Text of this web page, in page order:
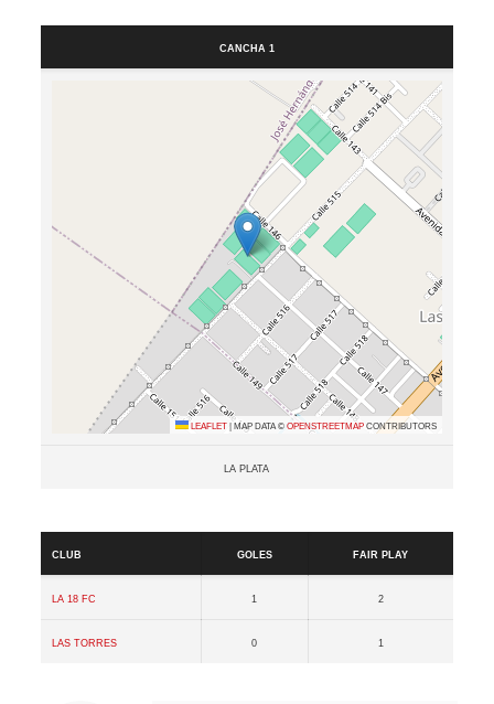
Cancha 1
Leaflet|Map data ©OpenStreetMapcontributors
La plata
Club
Goles Fair Play
La 18 FC 1 2
Las Torres 0 1